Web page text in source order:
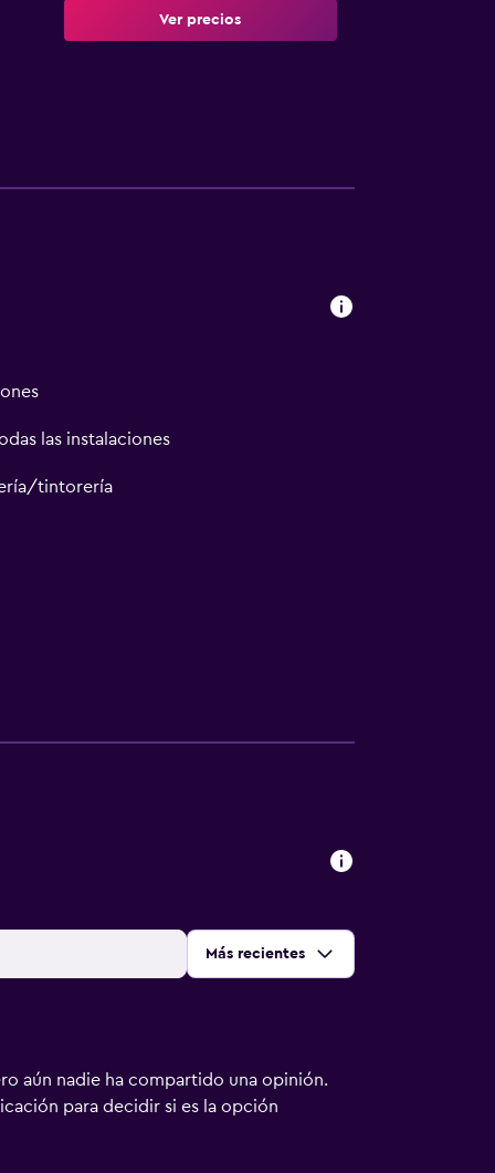
Ver precios
las instalaciones
tintorería
Ordenar por:
Más recientes
aún nadie ha compartido una opinión.
para decidir si es la opción